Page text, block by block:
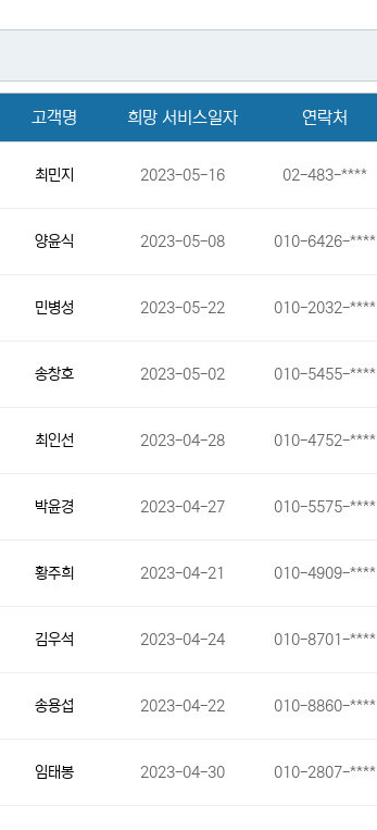
고객명 희망 서비스일자 연락처
최민지 2023-05-16 02-483-****
양윤식 2023-05-08 010-6426-****
민병성 2023-05-22 010-2032-****
송창호 2023-05-02 010-5455-****
최인선 2023-04-28 010-4752-****
박윤경 2023-04-27 010-5575-****
황주희 2023-04-21 010-4909-****
김우석 2023-04-24 010-8701-****
송용섭 2023-04-22 010-8860-****
임태봉 2023-04-30 010-2807-****